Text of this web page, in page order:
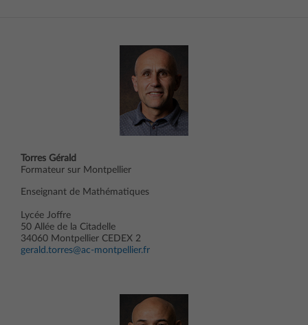
Torres Gérald
Formateur sur Montpellier
Enseignant de Mathématiques
Lycée Joffre
50 Allée de la Citadelle
34060 Montpellier CEDEX 2
gerald.torres@ac-montpellier.fr